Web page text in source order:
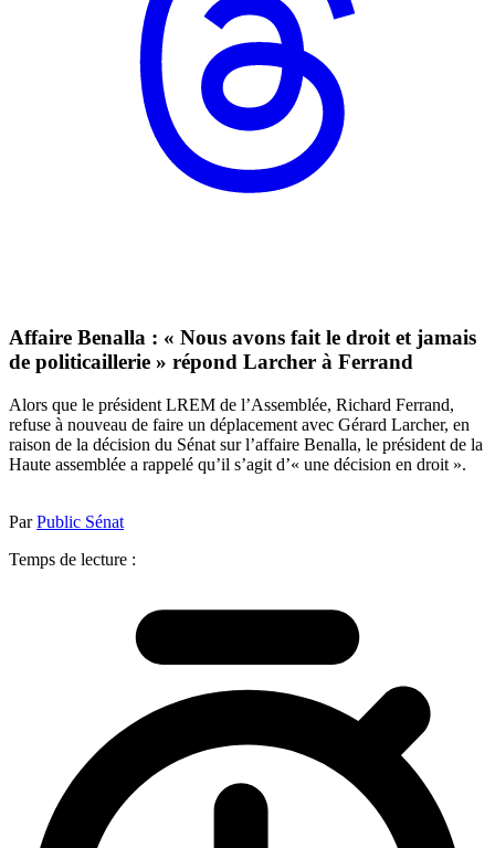
Affaire Benalla : « Nous avons fait le droit et jamais
de politicaillerie » répond Larcher à Ferrand
Alors que le président LREM de l’Assemblée, Richard Ferrand,
refuse à nouveau de faire un déplacement avec Gérard Larcher, en
raison de la décision du Sénat sur l’affaire Benalla, le président de la
Haute assemblée a rappelé qu’il s’agit d’« une décision en droit ».
ParPublic Sénat
Temps de lecture :